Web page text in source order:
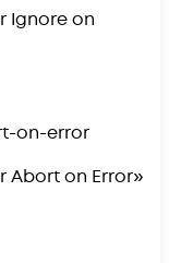
Ignore on
on-error
Abort on Error»